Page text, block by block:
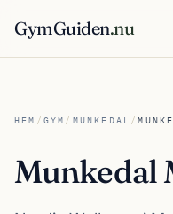
GymGuiden.nu
HEM / GYM / MUNKEDAL /
Munkedal